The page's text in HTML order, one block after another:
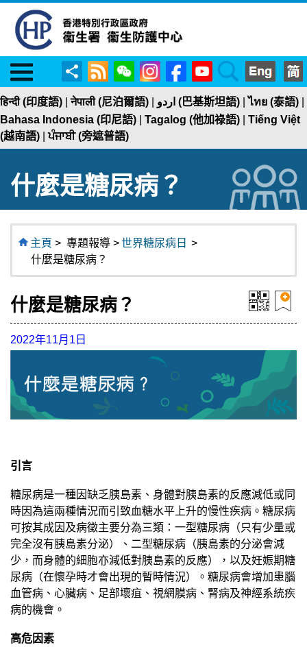
Menu
分
享
RSS WeChatInstagramFacebookYouTubeSearch
हिन्दी (印度語) |नेपाली (尼泊爾語) اردو (巴基斯坦語) |ไทย (泰語)
Bahasa Indonesia (印尼語)
Tagalog (他加祿語)
Tiếng Việt
(越南語) |ਪੰਜਾਬੀ (旁遮普語)
什麼是糖尿病？
主頁 > 專題報導 >世界糖尿病日 >
什麼是糖尿病？
什麼是糖尿病？
2022年11月1日
引言
糖尿病是一種因缺乏胰島素、身體對胰島素的反應減低或同
時因為這兩種情況而引致血糖水平上升的慢性疾病。糖尿病
可按其成因及病徵主要分為三類：一型糖尿病（只有少量或
完全沒有胰島素分泌）、二型糖尿病（胰島素的分泌會減
少，而身體的細胞亦減低對胰島素的反應），以及妊娠期糖
尿病（在懷孕時才會出現的暫時情況）。糖尿病會增加患腦
血管病、心臟病、足部壞疽、視網膜病、腎病及神經系統疾
病的機會。
高危因素